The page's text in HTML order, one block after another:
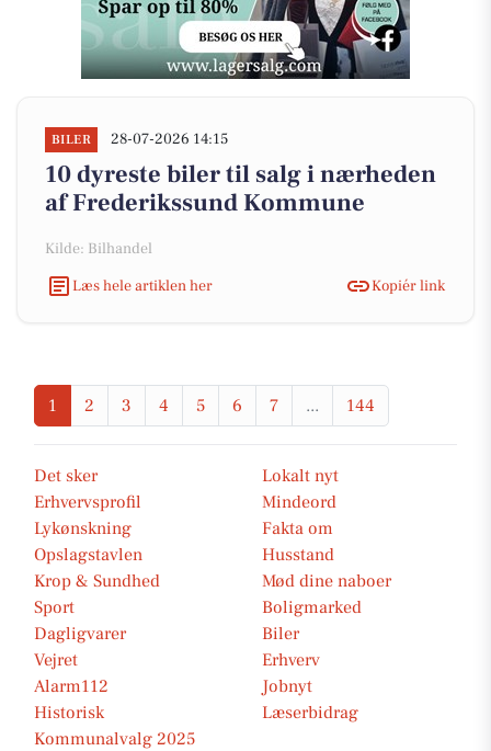
BILER 28-07-2026 14:15
10 dyreste biler til salg i nærheden
af Frederikssund Kommune
Kilde: Bilhandel
Læs hele artiklen her
Kopiér link
1 2 3 4 5 6 7 ... 144
Det sker
Lokalt nyt
Erhvervsprofil
Mindeord
Lykønskning
Fakta om
Opslagstavlen
Husstand
Krop & Sundhed
Mød dine naboer
Sport
Boligmarked
Dagligvarer
Biler
Vejret
Erhverv
Alarm112
Jobnyt
Historisk
Læserbidrag
Kommunalvalg 2025